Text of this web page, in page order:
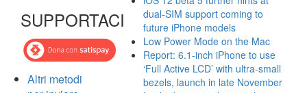
SUPPORTACI
Altri metodi
dual-SIM support coming to
future iPhone models
Low Power Mode on the Mac
Report: 6.1-inch iPhone to use
‘Full Active LCD’ with ultra-small
bezels, launch in late November